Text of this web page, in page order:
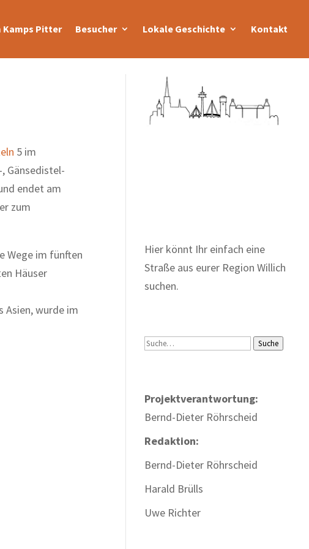
Kamps Pitter Besucher Lokale Geschichte Kontakt
5 im
Gänsedistel-
endet am
zum
Wege im fünften
Häuser
Asien, wurde im
Hier könnt Ihr einfach eine
Straße aus eurer Region Willich
suchen.
Suche Suche
Projektverantwortung:
Bernd-Dieter Röhrscheid
Redaktion:
Bernd-Dieter Röhrscheid
Harald Brülls
Uwe Richter